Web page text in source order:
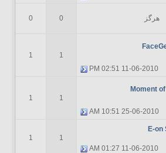
هرگز 0
0
11-06-2010
02:51 PM
1
1
Moment
25-06-2010
10:51 AM
1
1
E-on
11-06-2010
01:27 AM
1
1